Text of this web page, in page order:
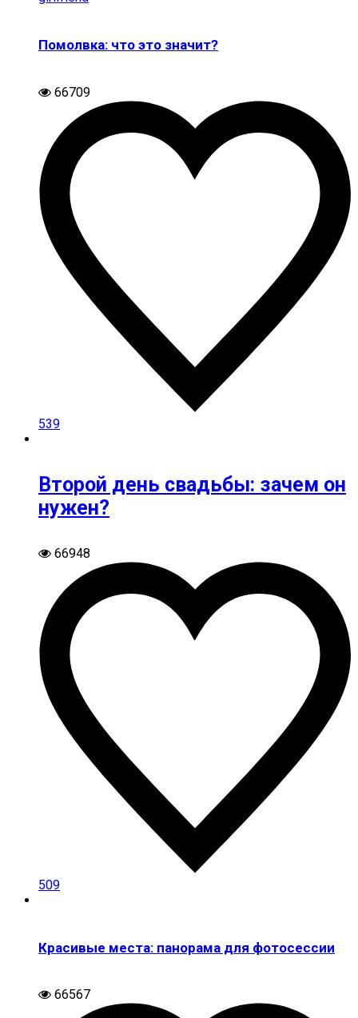
Помолвка: что это значит?
66709
539
Второй день свадьбы: зачем он
нужен?
66948
509
Красивые места: панорама для фотосессии
66567